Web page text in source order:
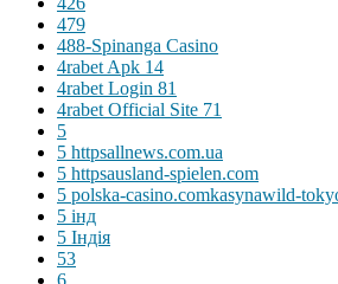
479
488-Spinanga Casino
4rabet Apk 14
4rabet Login 81
4rabet Official Site 71
5
5 httpsallnews.com.ua
5 httpsausland-spielen.com
5 polska-casino.comkasynawild-
5 інд
5 Індія
53
6